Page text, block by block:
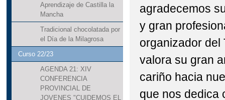
Aprendizaje de Castilla la
Mancha
Tradicional chocolatada por
el Día de la Milagrosa
Curso 22/23
AGENDA 21: XIV
CONFERENCIA
PROVINCIAL DE
JOVENES "CUIDEMOS EL
agradecemos
y gran
organizador del
valora su gran
cariño hacia
que nos dedica